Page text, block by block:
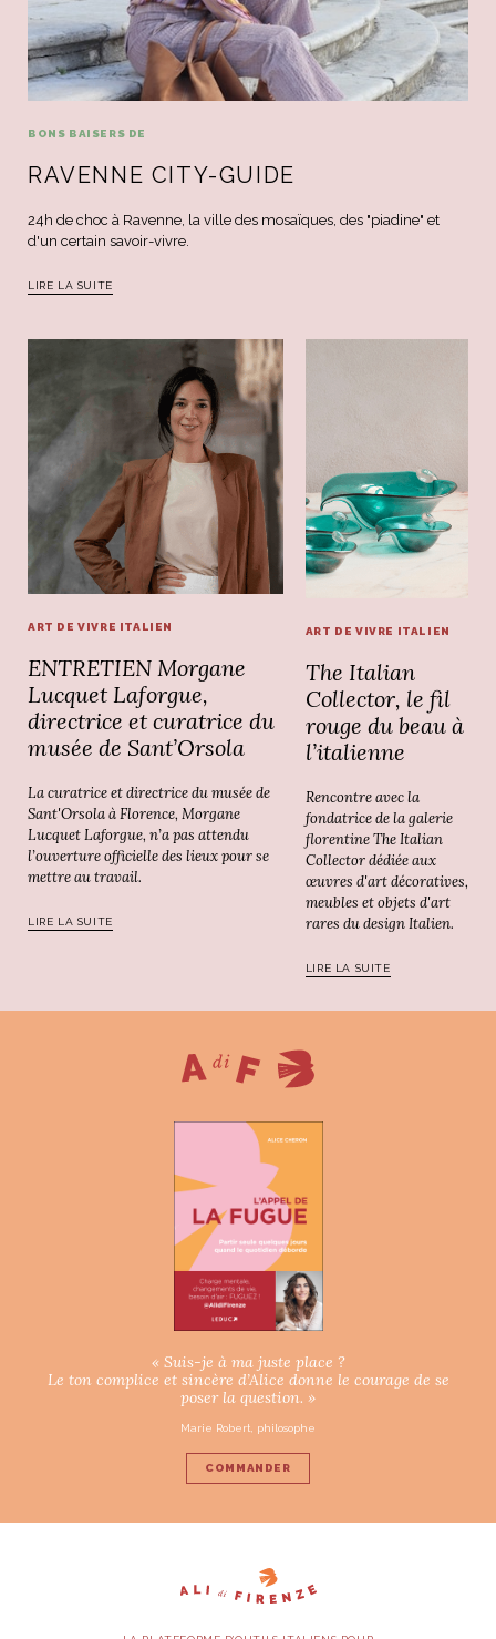
BONS BAISERS DE
RAVENNE CITY-GUIDE
24h de choc à Ravenne, la ville des mosaïques, des "piadine" et
d'un certain savoir-vivre.
LIRE LA SUITE
ART DE VIVRE ITALIEN
ENTRETIEN Morgane
Lucquet Laforgue,
directrice et curatrice du
musée de Sant’Orsola
La curatrice et directrice du musée de
Sant'Orsola à Florence, Morgane
Lucquet Laforgue, n’a pas attendu
l’ouverture officielle des lieux pour se
mettre au travail.
LIRE LA SUITE
ART DE VIVRE ITALIEN
The Italian
Collector, le fil
rouge du beau à
l’italienne
Rencontre avec la
fondatrice de la galerie
florentine The Italian
Collector dédiée aux
œuvres d'art décoratives,
meubles et objets d'art
rares du design Italien.
LIRE LA SUITE
« Suis-je à ma juste place ?
Le ton complice et sincère d’Alice donne le courage de se
poser la question. »
Marie Robert, philosophe
COMMANDER